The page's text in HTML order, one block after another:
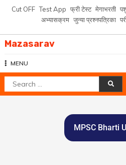
Cut OFF Test App फ्री टेस्ट मेगाभरती
अभ्यासक्रम जुन्या प्रश्नपत्रिका
Mazasarav
MENU
MPSC Bharti